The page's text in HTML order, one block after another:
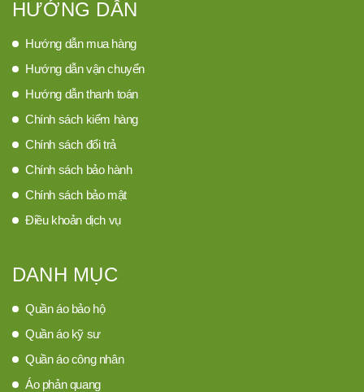
HƯỚNG DẪN
Hướng dẫn mua hàng
Hướng dẫn vận chuyển
Hướng dẫn thanh toán
Chính sách kiểm hàng
Chính sách đổi trả
Chính sách bảo hành
Chính sách bảo mật
Điều khoản dịch vụ
DANH MỤC
Quần áo bảo hộ
Quần áo kỹ sư
Quần áo công nhân
Áo phản quang